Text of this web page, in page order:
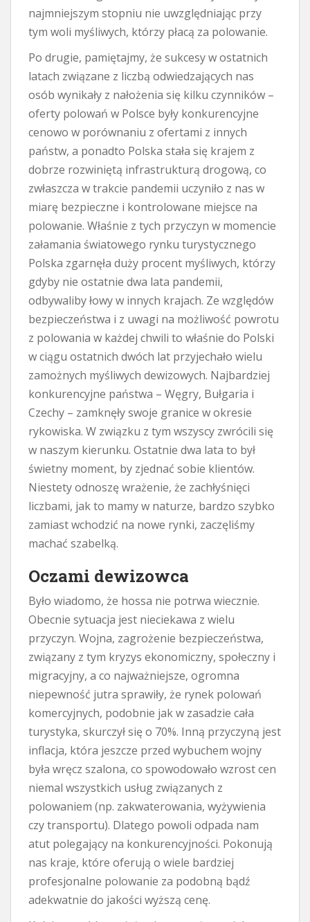
najmniejszym stopniu nie uwzględniając przy
tym woli myśliwych, którzy płacą za polowanie.
Po drugie, pamiętajmy, że sukcesy w ostatnich
latach związane z liczbą odwiedzających nas
osób wynikały z nałożenia się kilku czynników –
oferty polowań w Polsce były konkurencyjne
cenowo w porównaniu z ofertami z innych
państw, a ponadto Polska stała się krajem z
dobrze rozwiniętą infrastrukturą drogową, co
zwłaszcza w trakcie pandemii uczyniło z nas w
miarę bezpieczne i kontrolowane miejsce na
polowanie. Właśnie z tych przyczyn w momencie
załamania światowego rynku turystycznego
Polska zgarnęła duży procent myśliwych, którzy
gdyby nie ostatnie dwa lata pandemii,
odbywaliby łowy w innych krajach. Ze względów
bezpieczeństwa i z uwagi na możliwość powrotu
z polowania w każdej chwili to właśnie do Polski
w ciągu ostatnich dwóch lat przyjechało wielu
zamożnych myśliwych dewizowych. Najbardziej
konkurencyjne państwa – Węgry, Bułgaria i
Czechy – zamknęły swoje granice w okresie
rykowiska. W związku z tym wszyscy zwrócili się
w naszym kierunku. Ostatnie dwa lata to był
świetny moment, by zjednać sobie klientów.
Niestety odnoszę wrażenie, że zachłyśnięci
liczbami, jak to mamy w naturze, bardzo szybko
zamiast wchodzić na nowe rynki, zaczęliśmy
machać szabelką.
Oczami dewizowca
Było wiadomo, że hossa nie potrwa wiecznie.
Obecnie sytuacja jest nieciekawa z wielu
przyczyn. Wojna, zagrożenie bezpieczeństwa,
związany z tym kryzys ekonomiczny, społeczny i
migracyjny, a co najważniejsze, ogromna
niepewność jutra sprawiły, że rynek polowań
komercyjnych, podobnie jak w zasadzie cała
turystyka, skurczył się o 70%. Inną przyczyną jest
inflacja, która jeszcze przed wybuchem wojny
była wręcz szalona, co spowodowało wzrost cen
niemal wszystkich usług związanych z
polowaniem (np. zakwaterowania, wyżywienia
czy transportu). Dlatego powoli odpada nam
atut polegający na konkurencyjności. Pokonują
nas kraje, które oferują o wiele bardziej
profesjonalne polowanie za podobną bądź
adekwatnie do jakości wyższą cenę.